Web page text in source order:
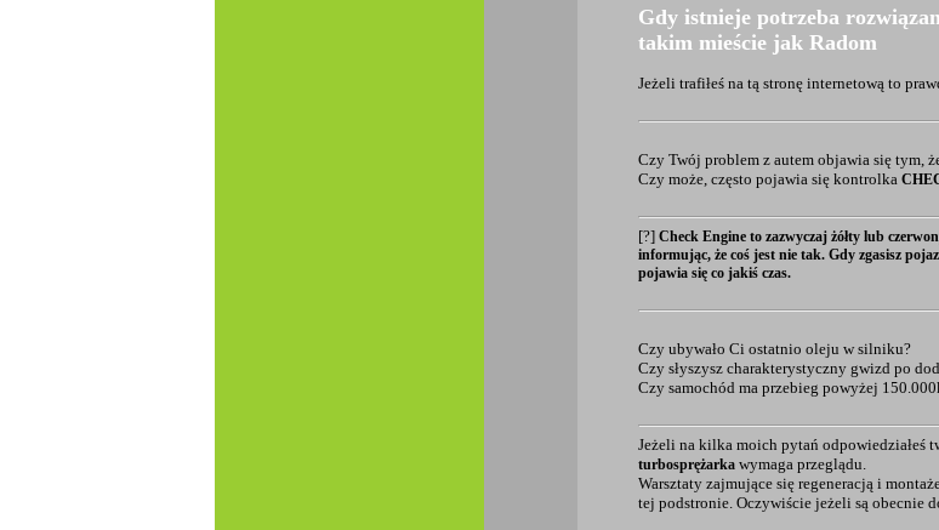
Gdy istnieje potrzeba
takim mieście jak Radom
Jeżeli trafiłeś na tą stronę internetową to
Czy Twój problem z autem objawia się tym,
Czy może, często pojawia się kontrolka
[?] Check Engine to zazwyczaj żółty lub
informując, że coś jest nie tak. Gdy zgasisz
pojawia się co jakiś czas.
Czy ubywało Ci ostatnio oleju w silniku?
Czy słyszysz charakterystyczny gwizd po
Czy samochód ma przebieg powyżej
Jeżeli na kilka moich pytań odpowiedziałeś
turbosprężarka wymaga przeglądu.
Warsztaty zajmujące się regeneracją i
tej podstronie. Oczywiście jeżeli są obecnie